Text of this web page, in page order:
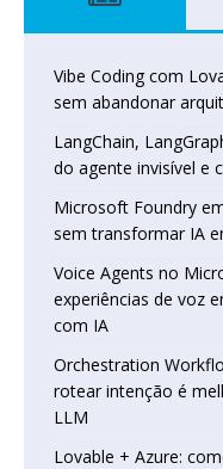
Vibe Coding com
sem abandonar
LangChain,
do agente invisível e
Microsoft Foundry
sem transformar IA
Voice Agents no
experiências de voz
com IA
Orchestration
rotear intenção é
LLM
Lovable + Azure: